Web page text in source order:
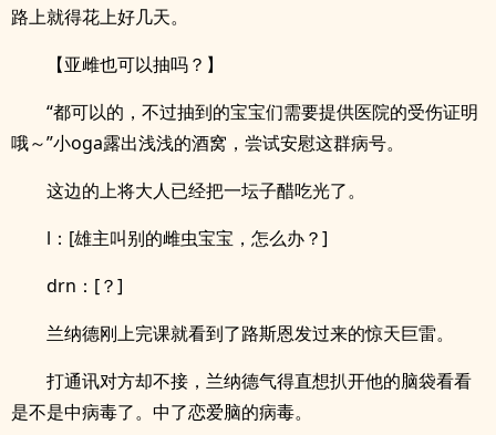
路上就得花上好几天。
【亚雌也可以抽吗？】
“都可以的，不过抽到的宝宝们需要提供医院的受伤证明
哦～”小oga露出浅浅的酒窝，尝试安慰这群病号。
这边的上将大人已经把一坛子醋吃光了。
l：[雄主叫别的雌虫宝宝，怎么办？]
drn：[？]
兰纳德刚上完课就看到了路斯恩发过来的惊天巨雷。
打通讯对方却不接，兰纳德气得直想扒开他的脑袋看看
是不是中病毒了。中了恋爱脑的病毒。